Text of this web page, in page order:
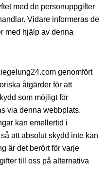
med de personuppgifter
Vidare informeras de
med hjälp av denna
genomfört
åtgärder för att
som möjligt för
via denna webbplats.
kan emellertid i
att absolut skydd inte kan
är det berört för varje
till oss på alternativa